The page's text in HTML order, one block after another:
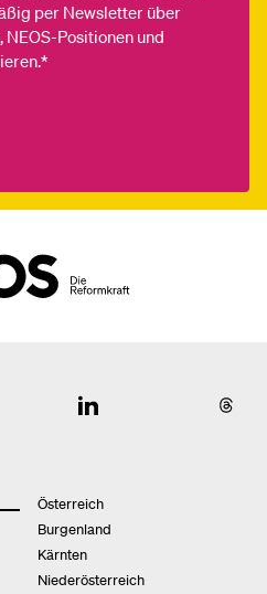
per Newsletter über
Positionen und
Österreich
Burgenland
Kärnten
Niederösterreich